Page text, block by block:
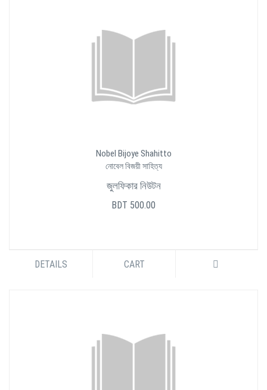
Nobel Bijoye Shahitto
নোবেল বিজয়ী সাহিত্য
জুলফিকার নিউটন
BDT 500.00
DETAILS CART